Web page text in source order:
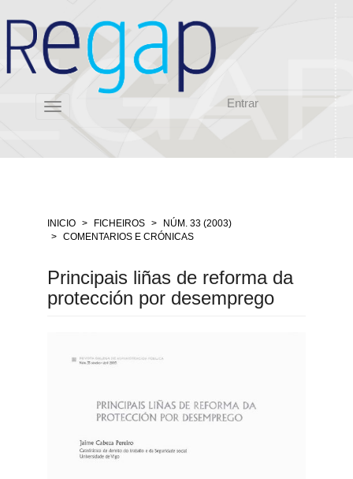
rápido
contido
da
Navegación
principal
Entrar
Toggle
navigation
INICIO FICHEIROS
NÚM. 33 (2003)
COMENTARIOS E CRÓNICAS
Principais liñas de reforma da
protección por desemprego
lateral
artigo